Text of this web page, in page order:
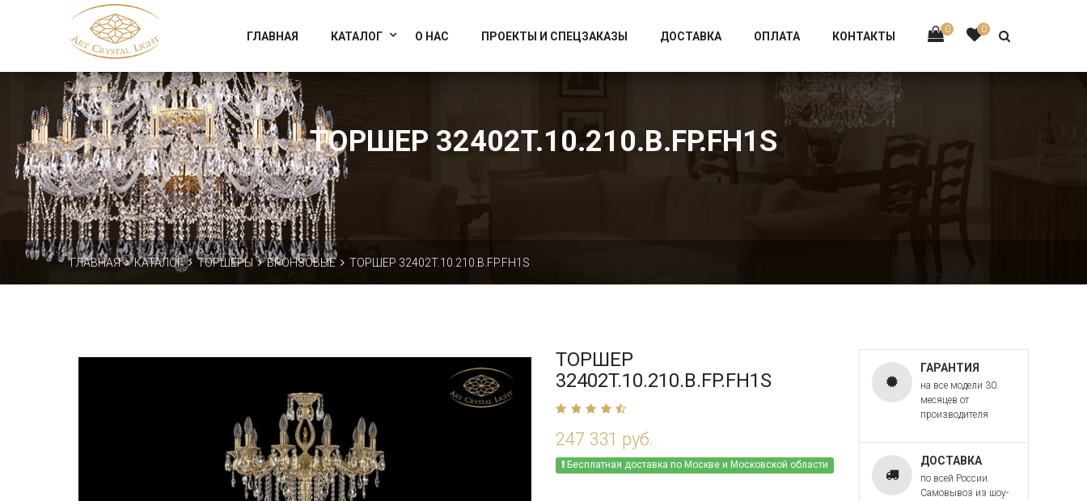
Официальный магазин фабрики Art Crystal Light
0 0
ГЛАВНАЯ КАТАЛОГ О НАС ПРОЕКТЫ И СПЕЦЗАКАЗЫ ДОСТАВКА ОПЛАТА КОНТАКТЫ
ТОРШЕР 32402T.10.210.B.FP.FH1S
ГЛАВНАЯ КАТАЛОГ ТОРШЕРЫ БРОНЗОВЫЕ ТОРШЕР 32402T.10.210.B.FP.FH1S
ТОРШЕР
32402T.10.210.B.FP.FH1S
247 331 руб.
Бесплатная доставка по Москве и Московской области
ГАРАНТИЯ
на все модели 30
месяцев от
производителя
ДОСТАВКА
по всей России.
Самовывоз из шоу-